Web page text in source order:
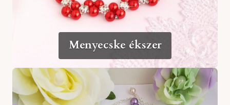
Menyecske ékszer